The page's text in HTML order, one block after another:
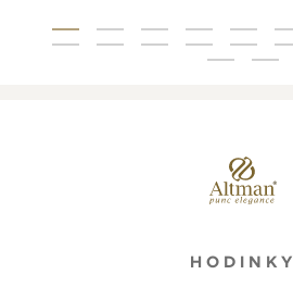
HODINKY